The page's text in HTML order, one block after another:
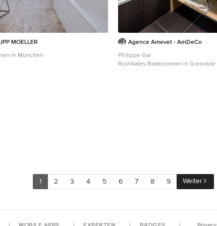
MOELLER
in München
Agence Amevet - AmDeCo
Philippe Gal
Rustikales Badezimmer in Grenoble
1 2 3 4 5 6 7 8 9 Weiter